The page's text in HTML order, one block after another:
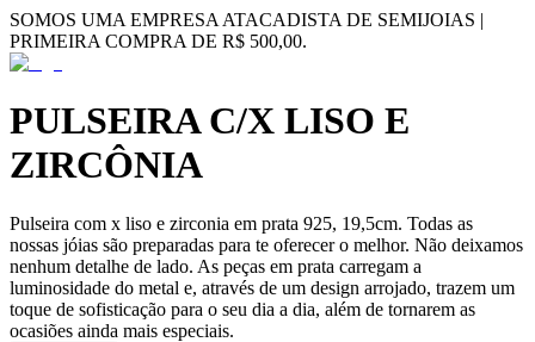
SOMOS UMA EMPRESA ATACADISTA DE SEMIJOIAS |
PRIMEIRA COMPRA DE R$ 500,00.
PULSEIRA C/X LISO E
ZIRCÔNIA
Pulseira com x liso e zirconia em prata 925, 19,5cm. Todas as
nossas jóias são preparadas para te oferecer o melhor. Não deixamos
nenhum detalhe de lado. As peças em prata carregam a
luminosidade do metal e, através de um design arrojado, trazem um
toque de sofisticação para o seu dia a dia, além de tornarem as
ocasiões ainda mais especiais.